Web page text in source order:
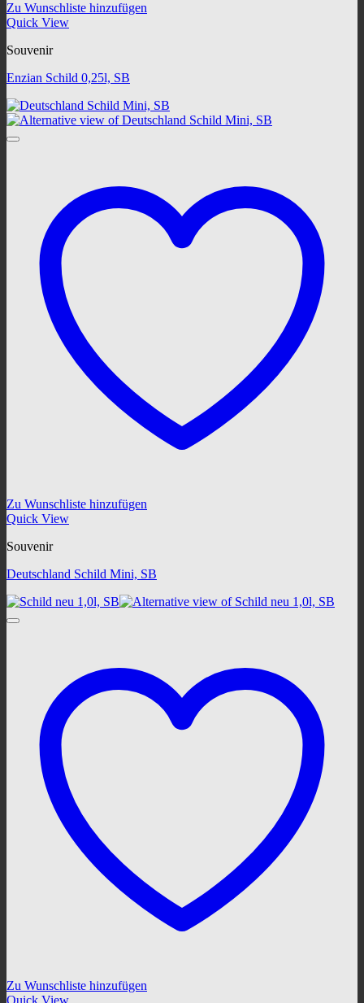
Zu Wunschliste hinzufügen
Quick View
Souvenir
Enzian Schild 0,25l, SB
Zu Wunschliste hinzufügen
Quick View
Souvenir
Deutschland Schild Mini, SB
Zu Wunschliste hinzufügen